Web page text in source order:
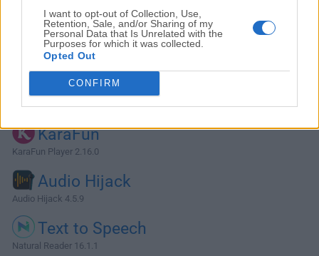
I want to opt-out of Collection, Use,
Retention, Sale, and/or Sharing of my
Personal Data that Is Unrelated with the
Purposes for which it was collected.
Opted Out
CONFIRM
Alternativas y Software Similar
KaraFun
KaraFun Player 2.16.0
Audio Hijack
Audio Hijack 4.5.9
Text to Speech
Natural Reader 16.1.1